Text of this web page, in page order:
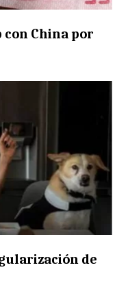
China por
de